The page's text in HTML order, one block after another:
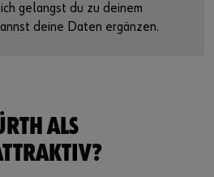
gelangst du zu deinem
deine Daten ergänzen.
ALS